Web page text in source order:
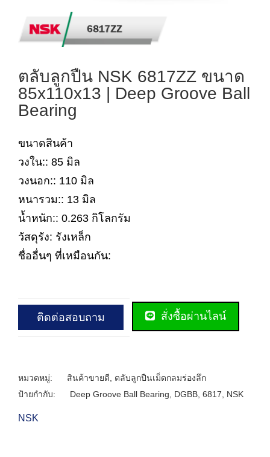
ตลับลูกปืน NSK 6817ZZ ขนาด
85x110x13 | Deep Groove Ball
Bearing
ขนาดสินค้า
วงใน:: 85 มิล
วงนอก:: 110 มิล
หนารวม:: 13 มิล
น้ำหนัก:: 0.263 กิโลกรัม
วัสดุรัง: รังเหล็ก
ชื่ออื่นๆ ที่เหมือนกัน:
ติดต่อสอบถาม สั่งซื้อผ่านไลน์
หมวดหมู่: สินค้าขายดี
ตลับลูกปืนเม็ดกลมร่องลึก
ป้ายกำกับ:
Deep Groove Ball Bearing DGBB 6817 NSK
NSK